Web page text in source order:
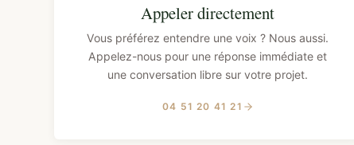
Appeler directement
Vous préférez entendre une voix ? Nous aussi.
Appelez-nous pour une réponse immédiate et
une conversation libre sur votre projet.
04 51 20 41 21